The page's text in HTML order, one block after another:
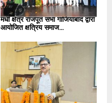
मधी क्षेत्र राजपूत सभा गाजियाबाद द्वारा
आयोजित क्षत्रिय समाज...